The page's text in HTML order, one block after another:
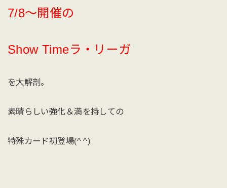
7/8〜開催の
Show Timeラ・リーガ
を大解剖。
素晴らしい強化＆満を持しての
特殊カード初登場(^ ^)